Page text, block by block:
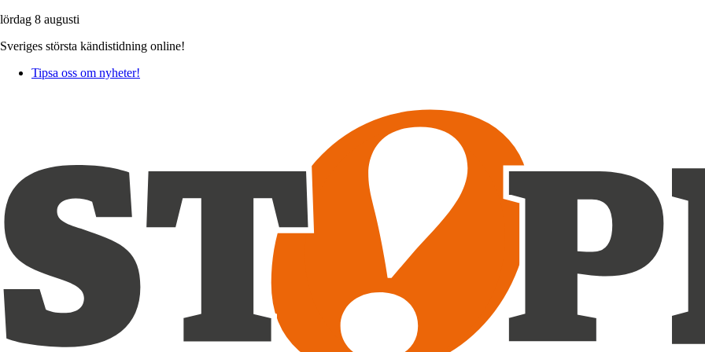
lördag 8 augusti
Sveriges största kändistidning online!
Tipsa oss om nyheter!